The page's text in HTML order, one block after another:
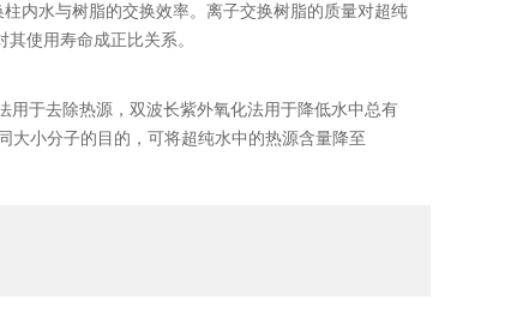
内水与树脂的交换效率。离子交换树脂的质量对超纯
使用寿命成正比关系。
于去除热源，双波长紫外氧化法用于降低水中总有
大小分子的目的，可将超纯水中的热源含量降至